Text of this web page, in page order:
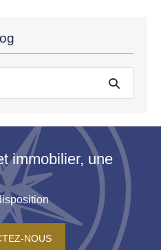
immobilier, une
NOUS